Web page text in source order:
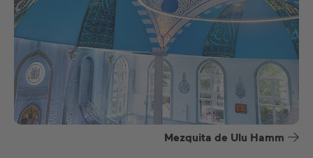
Mezquita de Ulu Hamm